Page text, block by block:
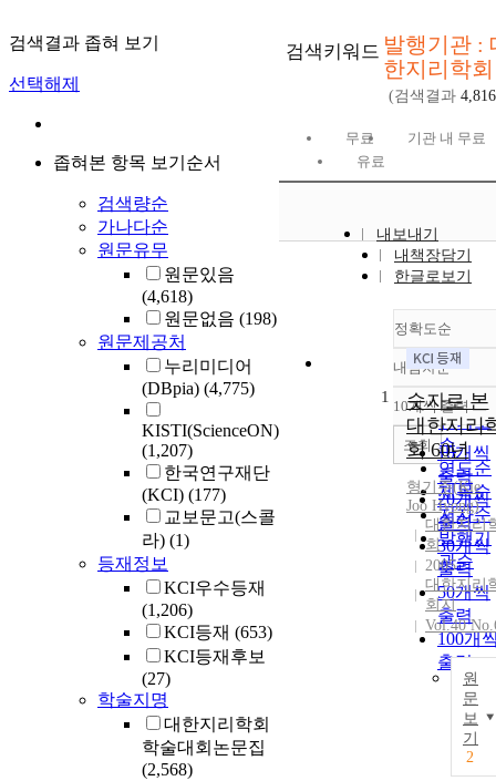
검색결과 좁혀 보기
선택해제
좁혀본 항목 보기순서
검색량순
가나다순
원문유무
원문있음
(4,618)
원문없음 (198)
원문제공처
누리미디어
(DBpia) (4,775)
KISTI(ScienceON)
(1,207)
한국연구재단
(KCI) (177)
교보문고(스콜
라) (1)
등재정보
KCI우수등재
(1,206)
KCI등재 (653)
KCI등재후보
(27)
학술지명
대한지리학회
학술대회논문집
(2,568)
검색키워드 발행기관 :
한지리학회
(검색결과 4,816
무료
기관 내 무료
유료
내보내기
내책장담기
한글로보기
정확도순
정확도
순
인기도
순
연도순
제목순
저자순
발행기
관순
내림차순
내림차
10개씩 출력
10개씩
출력
20개씩
출력
30개씩
출력
50개씩
출력
100개
출력
조회
1
숫자로 본
대한지리
회 60년
형기주(Kie
Joo Hyong)
대한지리
회
2005
대한지리
회지
Vol.40
원
문
보
기
2